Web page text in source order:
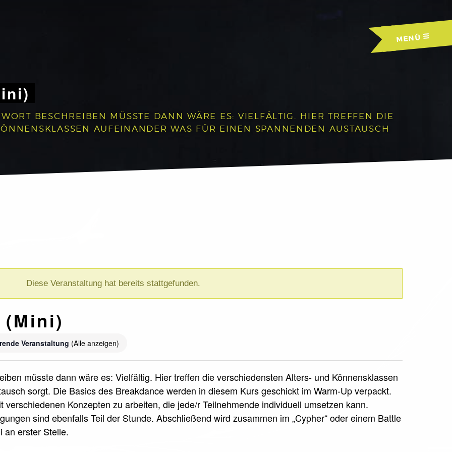
MENÜ
BESCHREIBEN MÜSSTE DANN WÄRE ES: VIELFÄLTIG. HIER TREFFEN DIE
AUFEINANDER WAS FÜR EINEN SPANNENDEN AUSTAUSCH
Diese Veranstaltung hat bereits stattgefunden.
Veranstaltung (Alle anzeigen)
müsste dann wäre es: Vielfältig. Hier treffen die verschiedensten Alters- und Könnensklassen
sorgt. Die Basics des Breakdance werden in diesem Kurs geschickt im Warm-Up verpackt.
Konzepten zu arbeiten, die jede/r Teilnehmende individuell umsetzen kann.
sind ebenfalls Teil der Stunde. Abschließend wird zusammen im „Cypher“ oder einem Battle
an erster Stelle.